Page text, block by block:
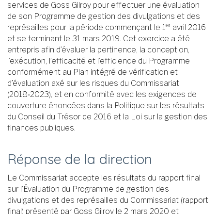
services de Goss Gilroy pour effectuer une évaluation
de son Programme de gestion des divulgations et des
représailles pour la période commençant le 1er avril 2016
et se terminant le 31 mars 2019. Cet exercice a été
entrepris afin d’évaluer la pertinence, la conception,
l’exécution, l’efficacité et l’efficience du Programme
conformément au Plan intégré de vérification et
d’évaluation axé sur les risques du Commissariat
(2018‑2023), et en conformité avec les exigences de
couverture énoncées dans la Politique sur les résultats
du Conseil du Trésor de 2016 et la Loi sur la gestion des
finances publiques.
Réponse de la direction
Le Commissariat accepte les résultats du rapport final
sur l’Évaluation du Programme de gestion des
divulgations et des représailles du Commissariat (rapport
final) présenté par Goss Gilroy le 2 mars 2020 et